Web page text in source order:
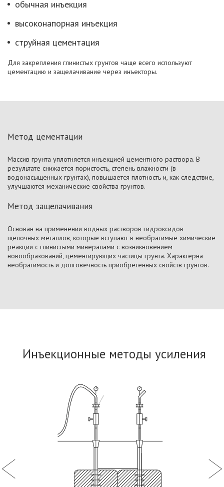
обычная инъекция
высоконапорная инъекция
струйная цементация
Для закрепления глинистых грунтов чаще всего используют
цементацию и защелачивание через инъекторы.
Метод цементации
Массив грунта уплотняется инъекцией цементного раствора. В
результате снижается пористость, степень влажности (в
водонасыщенных грунтах), повышается плотность и, как следствие,
улучшаются механические свойства грунтов.
Метод защелачивания
Основан на применении водных растворов гидроксидов
щелочных металлов, которые вступают в необратимые химические
реакции с глинистыми минералами с возникновением
новообразований, цементирующих частицы грунта. Характерна
необратимость и долговечность приобретенных свойств грунтов.
Инъекционные методы усиления